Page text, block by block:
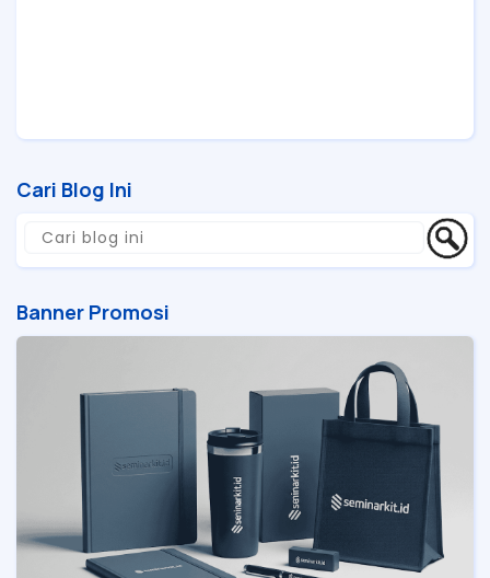
Cari Blog Ini
Banner Promosi